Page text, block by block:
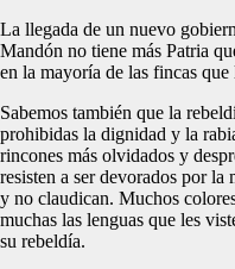
La llegada de un nuevo
Mandón no tiene más Patria
en la mayoría de las fincas que
Sabemos también que la
prohibidas la dignidad y la
rincones más olvidados y
resisten a ser devorados por la
y no claudican. Muchos
muchas las lenguas que les
su rebeldía.